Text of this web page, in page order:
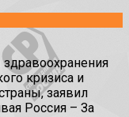
кризиса и
заявил
Россия – За